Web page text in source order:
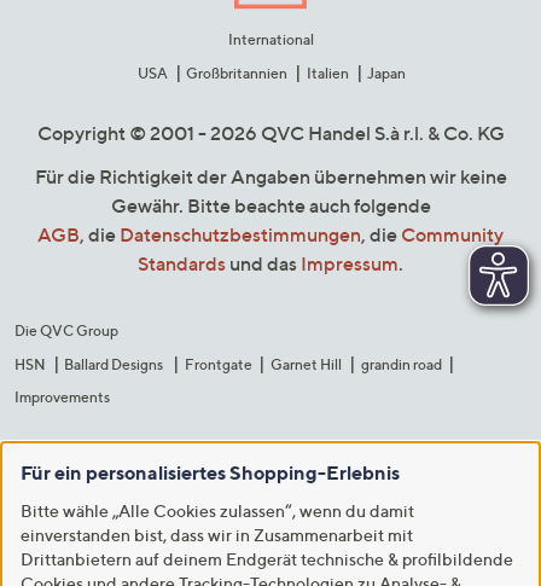
International
USA
Großbritannien Italien Japan
Copyright © 2001 - 2026 QVC Handel S.à r.l. & Co. KG
Für die Richtigkeit der Angaben übernehmen wir keine
Gewähr. Bitte beachte auch folgende
AGB, die Datenschutzbestimmungen, die Community
Standards und das Impressum.
Die QVC Group
HSN
Ballard Designs Frontgate Garnet Hill
grandin road
Improvements
Für ein personalisiertes Shopping-Erlebnis
Bitte wähle „Alle Cookies zulassen“, wenn du damit
einverstanden bist, dass wir in Zusammenarbeit mit
Drittanbietern auf deinem Endgerät technische & profilbildende